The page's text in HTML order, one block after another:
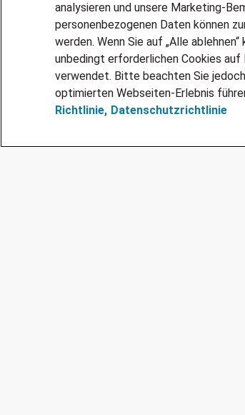
analysieren und unsere Marketing-
personenbezogenen Daten können
werden. Wenn Sie auf „Alle
unbedingt erforderlichen Cookies auf
verwendet. Bitte beachten Sie
optimierten Webseiten-Erlebnis
Richtlinie, Datenschutzrichtlinie